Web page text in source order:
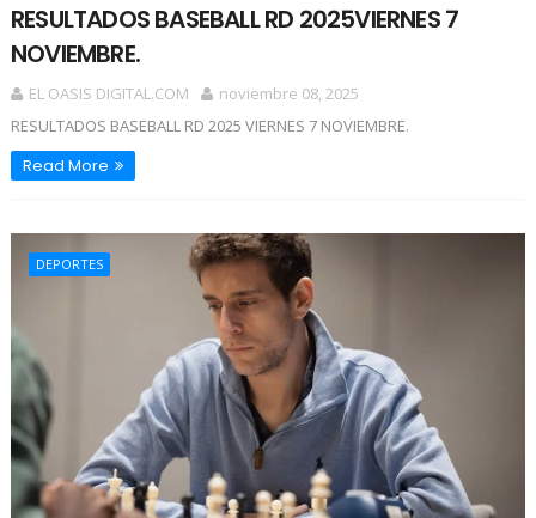
RESULTADOS BASEBALL RD 2025VIERNES 7
NOVIEMBRE.
EL OASIS DIGITAL.COM
noviembre 08, 2025
RESULTADOS BASEBALL RD 2025 VIERNES 7 NOVIEMBRE.
Read More
DEPORTES